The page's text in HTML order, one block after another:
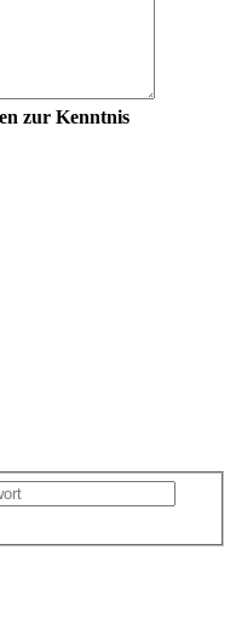
zur Kenntnis